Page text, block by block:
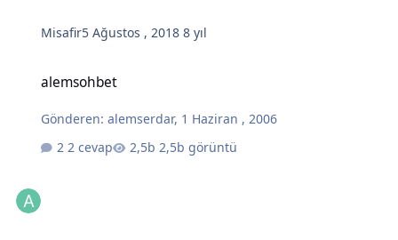
Misafir5 Ağustos , 20188 yıl
alemsohbet
Gönderen:alemserdar, 1 Haziran , 2006
2 cevap
2,5b görüntü